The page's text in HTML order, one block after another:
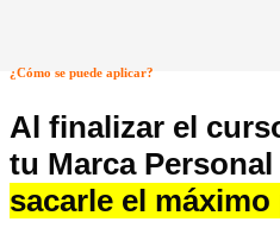
¿Cómo se puede aplicar?
Al finalizar el
tu Marca
sacarle el